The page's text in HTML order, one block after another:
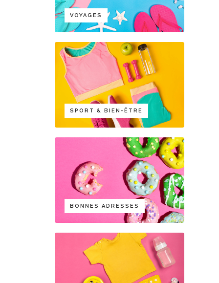
VOYAGES
SPORT & BIEN-ÊTRE
BONNES ADRESSES